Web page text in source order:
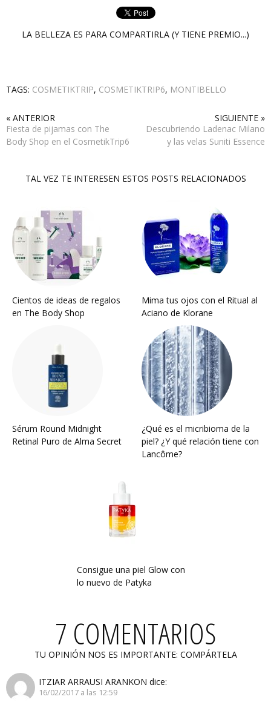
LA BELLEZA ES PARA COMPARTIRLA (Y TIENE PREMIO...)
TAGS: COSMETIKTRIP, COSMETIKTRIP6, MONTIBELLO
« ANTERIOR
Fiesta de pijamas con The
Body Shop en el CosmetikTrip6
SIGUIENTE »
Descubriendo Ladenac Milano
y las velas Suniti Essence
TAL VEZ TE INTERESEN ESTOS POSTS RELACIONADOS
Cientos de ideas de regalos
en The Body Shop
Mima tus ojos con el Ritual al
Aciano de Klorane
Sérum Round Midnight
Retinal Puro de Alma Secret
¿Qué es el micribioma de la
piel? ¿Y qué relación tiene con
Lancôme?
Consigue una piel Glow con
lo nuevo de Patyka
7 COMENTARIOS
TU OPINIÓN NOS ES IMPORTANTE: COMPÁRTELA
ITZIAR ARRAUSI ARANKON dice:
16/02/2017 a las 12:59